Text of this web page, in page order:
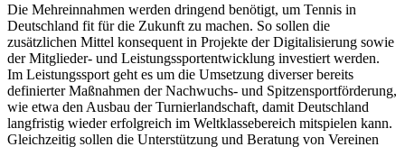
Die Mehreinnahmen werden dringend benötigt, um Tennis in
Deutschland fit für die Zukunft zu machen. So sollen die
zusätzlichen Mittel konsequent in Projekte der Digitalisierung sowie
der Mitglieder- und Leistungssportentwicklung investiert werden.
Im Leistungssport geht es um die Umsetzung diverser bereits
definierter Maßnahmen der Nachwuchs- und Spitzensportförderung,
wie etwa den Ausbau der Turnierlandschaft, damit Deutschland
langfristig wieder erfolgreich im Weltklassebereich mitspielen kann.
Gleichzeitig sollen die Unterstützung und Beratung von Vereinen